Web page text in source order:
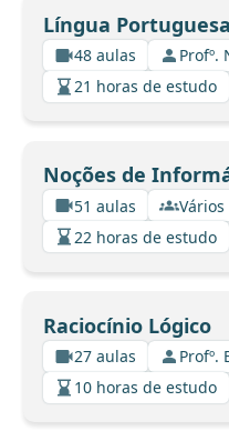
Língua Portuguesa
48 aulas
Profº.
21 horas de estudo
Noções de
51 aulas
22 horas de estudo
Raciocínio Lógico
27 aulas
Profº.
10 horas de estudo